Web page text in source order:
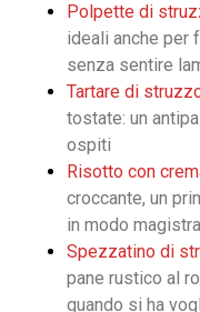
Polpette di
ideali anche per
senza sentire
Tartare di
tostate: un
ospiti
Risotto con
croccante, un
in modo
Spezzatino di
pane rustico al
quando si ha